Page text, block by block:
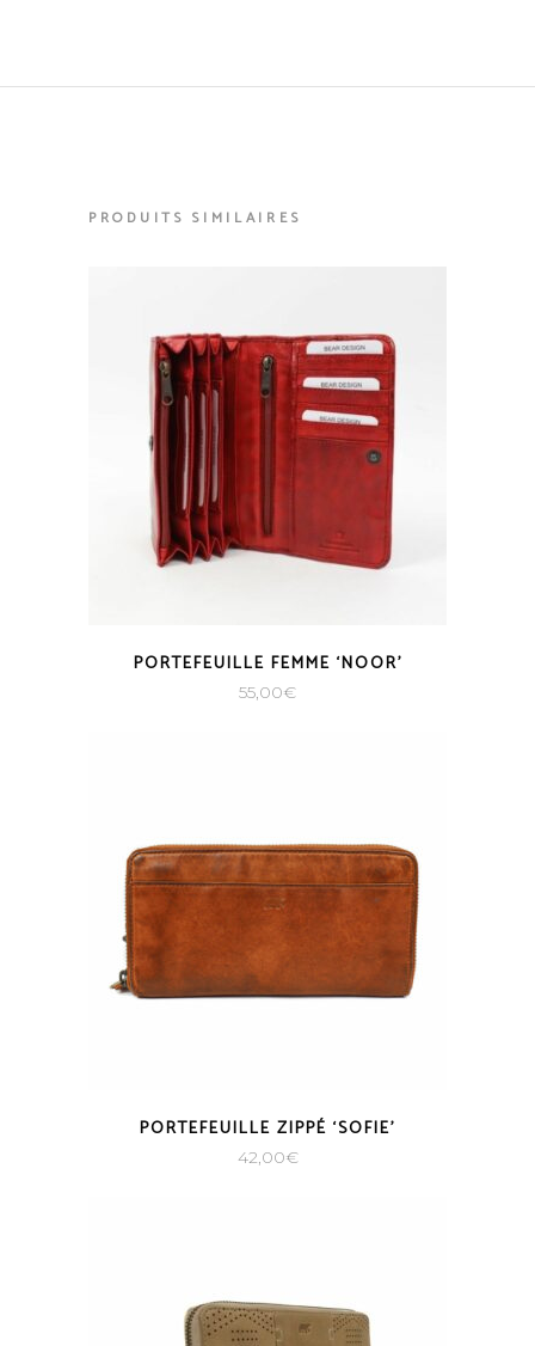
PRODUITS SIMILAIRES
PORTEFEUILLE FEMME ‘NOOR’
55,00€
PORTEFEUILLE ZIPPÉ ‘SOFIE’
42,00€